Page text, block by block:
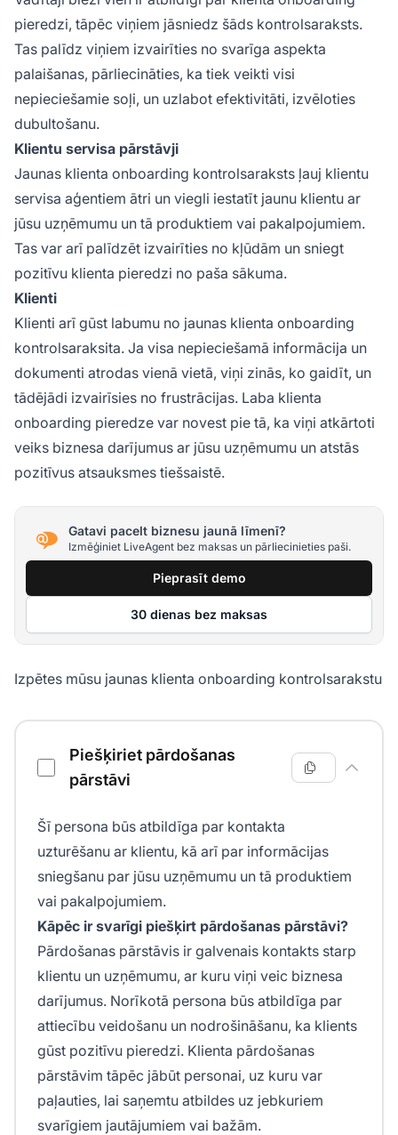
pieredzi, tāpēc viņiem jāsniedz šāds kontrolsaraksts.
Tas palīdz viņiem izvairīties no svarīga aspekta
palaišanas, pārliecināties, ka tiek veikti visi
nepieciešamie soļi, un uzlabot efektivitāti, izvēloties
dubultošanu.
Klientu servisa pārstāvji
Jaunas klienta onboarding kontrolsaraksts ļauj klientu
servisa aģentiem ātri un viegli iestatīt jaunu klientu ar
jūsu uzņēmumu un tā produktiem vai pakalpojumiem.
Tas var arī palīdzēt izvairīties no kļūdām un sniegt
pozitīvu klienta pieredzi no paša sākuma.
Klienti
Klienti arī gūst labumu no jaunas klienta onboarding
kontrolsaraksita. Ja visa nepieciešamā informācija un
dokumenti atrodas vienā vietā, viņi zinās, ko gaidīt, un
tādējādi izvairīsies no frustrācijas. Laba klienta
onboarding pieredze var novest pie tā, ka viņi atkārtoti
veiks biznesa darījumus ar jūsu uzņēmumu un atstās
pozitīvus atsauksmes tiešsaistē.
Gatavi pacelt biznesu jaunā līmenī?
Izmēģiniet LiveAgent bez maksas un pārliecinieties paši.
Pieprasīt demo
30 dienas bez maksas
Izpētes mūsu jaunas klienta onboarding kontrolsarakstu
Jaunas klienta onboarding kontrolsaraksts
Piešķiriet pārdošanas
pārstāvi
Šī persona būs atbildīga par kontakta
uzturēšanu ar klientu, kā arī par informācijas
sniegšanu par jūsu uzņēmumu un tā produktiem
vai pakalpojumiem.
Kāpēc ir svarīgi piešķirt pārdošanas pārstāvi?
Pārdošanas pārstāvis ir galvenais kontakts starp
klientu un uzņēmumu, ar kuru viņi veic biznesa
darījumus. Norīkotā persona būs atbildīga par
attiecību veidošanu un nodrošināšanu, ka klients
gūst pozitīvu pieredzi. Klienta pārdošanas
pārstāvim tāpēc jābūt personai, uz kuru var
paļauties, lai saņemtu atbildes uz jebkuriem
svarīgiem jautājumiem vai bažām.